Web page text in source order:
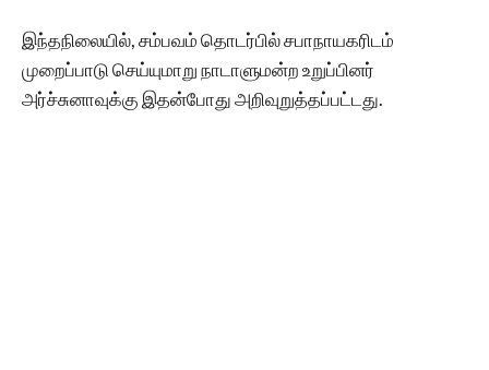
இந்தநிலையில், சம்பவம் தொடர்பில் சபாநாயகரிடம்
முறைப்பாடு செய்யுமாறு நாடாளுமன்ற உறுப்பினர்
அர்ச்சுனாவுக்கு இதன்போது அறிவுறுத்தப்பட்டது.